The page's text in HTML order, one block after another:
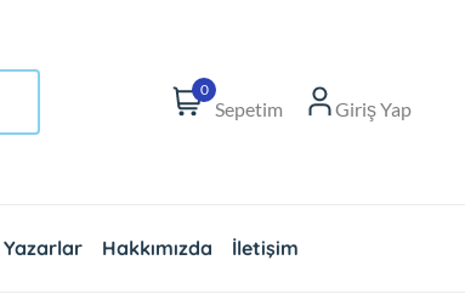
0
Sepetim Giriş Yap
Yazarlar Hakkımızda İletişim